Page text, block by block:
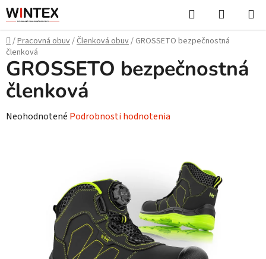
Prejsť
na
obsah
Hľadať
KOŠÍK
Domov
/Pracovná obuv/Členková obuv/ GROSSETO bezpečnostná
členková
GROSSETO bezpečnostná
členková
Priemerné
Neohodnotené Podrobnosti hodnotenia